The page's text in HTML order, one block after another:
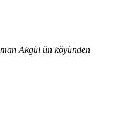
Akgül ün köyünden